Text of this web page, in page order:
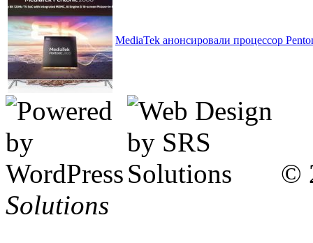
MediaTek анонсировали процессор
©
Solutions